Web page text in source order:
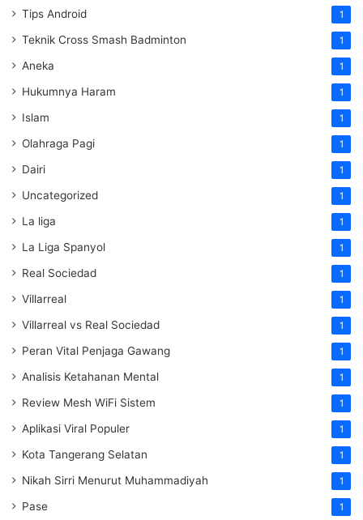
Tips Android 1
Teknik Cross Smash Badminton 1
Aneka 1
Hukumnya Haram 1
Islam 1
Olahraga Pagi 1
Dairi 1
Uncategorized 1
La liga 1
La Liga Spanyol 1
Real Sociedad 1
Villarreal 1
Villarreal vs Real Sociedad 1
Peran Vital Penjaga Gawang 1
Analisis Ketahanan Mental 1
Review Mesh WiFi Sistem 1
Aplikasi Viral Populer 1
Kota Tangerang Selatan 1
Nikah Sirri Menurut Muhammadiyah 1
Pase 1